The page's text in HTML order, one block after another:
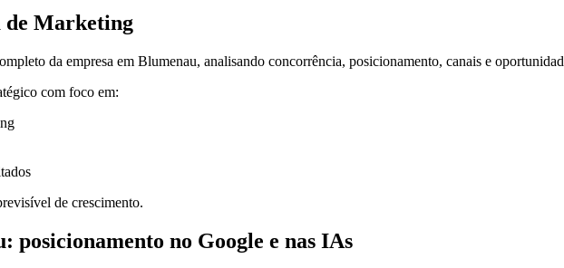
de Marketing
da empresa em Blumenau, analisando concorrência, posicionamento, canais e
com foco em:
de crescimento.
posicionamento no Google e nas IAs